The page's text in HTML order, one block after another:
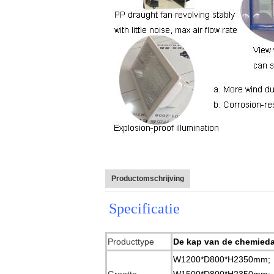
Productomschrijving
Specificatie
Producttype De kap van de
W1200*D800*H2350mm;